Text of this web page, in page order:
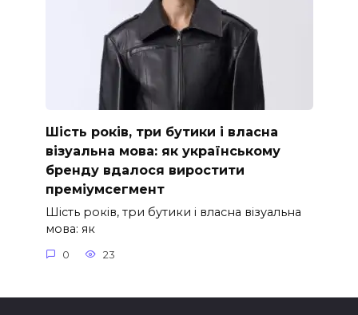
Шість років, три бутики і власна
візуальна мова: як українському
бренду вдалося виростити
преміумсегмент
Шість років, три бутики і власна візуальна
мова: як
0 23